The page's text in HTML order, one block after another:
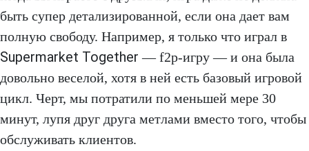
быть супер детализированной, если она дает вам
полную свободу. Например, я только что играл в
Supermarket Together — f2p-игру — и она была
довольно веселой, хотя в ней есть базовый игровой
цикл. Черт, мы потратили по меньшей мере 30
минут, лупя друг друга метлами вместо того, чтобы
обслуживать клиентов.